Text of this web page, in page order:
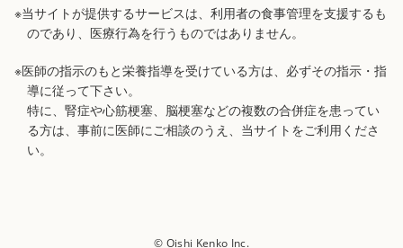
※当サイトが提供するサービスは、利用者の食事管理を支援するも
のであり、医療行為を行うものではありません。
※医師の指示のもと栄養指導を受けている方は、必ずその指示・指
導に従って下さい。
特に、腎症や心筋梗塞、脳梗塞などの複数の合併症を患ってい
る方は、事前に医師にご相談のうえ、当サイトをご利用くださ
い。
© Oishi Kenko Inc.